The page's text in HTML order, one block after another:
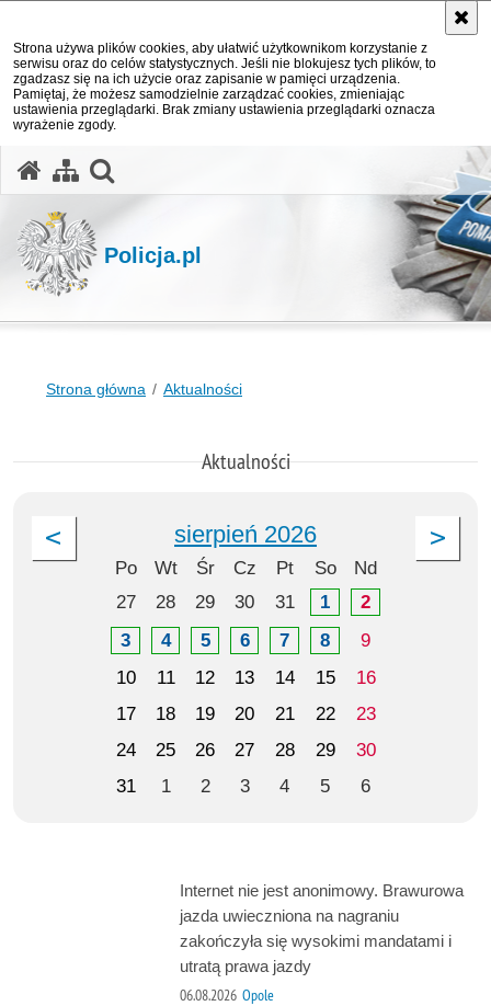
Strona używa plików cookies, aby ułatwić użytkownikom korzystanie z
serwisu oraz do celów statystycznych. Jeśli nie blokujesz tych plików, to
zgadzasz się na ich użycie oraz zapisanie w pamięci urządzenia.
Pamiętaj, że możesz samodzielnie zarządzać cookies, zmieniając
ustawienia przeglądarki. Brak zmiany ustawienia przeglądarki oznacza
wyrażenie zgody.
Policja.pl
Strona główna Aktualności
Aktualności
sierpień 2026
Po Wt Śr Cz Pt So
Nd
27
28 29 30 31 1
2
3
4 5 6 7 8
9
10
11 12 13 14 15
16
17
18 19 20 21 22
23
24
25 26 27 28 29
30
31
1 2 3 4 5 6
Internet nie jest anonimowy. Brawurowa
jazda uwieczniona na nagraniu
zakończyła się wysokimi mandatami i
utratą prawa jazdy
06.08.2026 Opole